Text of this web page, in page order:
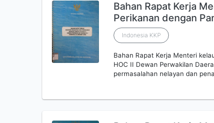
Bahan Rapat Kerja
Perikanan dengan
Indonesia KKP
Bahan Rapat Kerja Menteri
HOC II Dewan Perwakilan
permasalahan nelayan dan